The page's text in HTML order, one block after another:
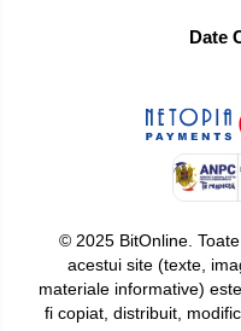
Date
© 2025 BitOnline.
acestui site (texte,
materiale informative)
fi copiat, distribuit,